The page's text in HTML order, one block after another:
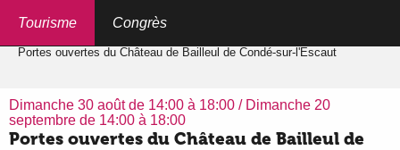
principal
Tourisme Congrès
Portes ouvertes du Château de Bailleul de Condé-sur-l'Escaut
Dimanche 30 août de 14:00 à 18:00 / Dimanche 20
septembre de 14:00 à 18:00
Portes ouvertes du Château de Bailleul de